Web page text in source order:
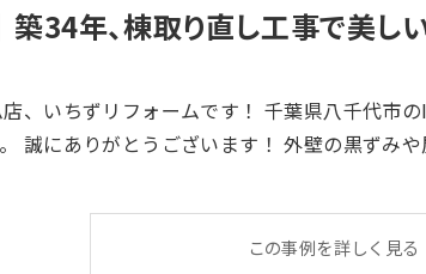
34年、棟取り直し工事で美し
この事例を詳しく見る